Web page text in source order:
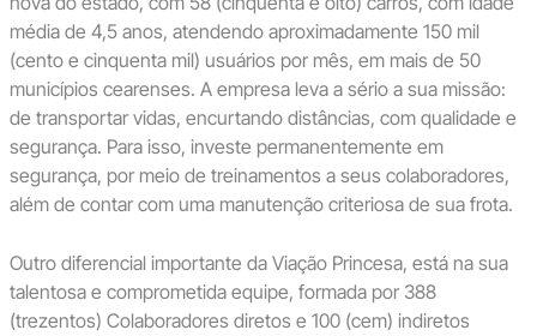
média de 4,5 anos, atendendo aproximadamente 150 mil
(cento e cinquenta mil) usuários por mês, em mais de 50
municípios cearenses. A empresa leva a sério a sua missão:
de transportar vidas, encurtando distâncias, com qualidade e
segurança. Para isso, investe permanentemente em
segurança, por meio de treinamentos a seus colaboradores,
além de contar com uma manutenção criteriosa de sua frota.
Outro diferencial importante da Viação Princesa, está na sua
talentosa e comprometida equipe, formada por 388
(trezentos) Colaboradores diretos e 100 (cem) indiretos